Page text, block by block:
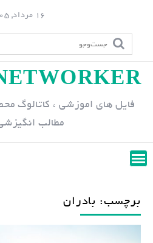
p
n
16 مرداد, 1405
فایل های اموزشی ، کاتالوگ
مطالب
برچسب: بادران